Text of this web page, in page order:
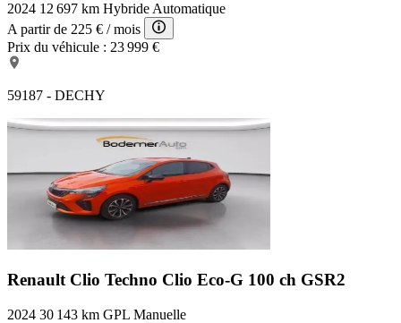
2024 12 697 km Hybride Automatique
A partir de 225 € / mois
Prix du véhicule : 23 999 €
59187 - DECHY
Renault Clio Techno Clio Eco-G 100 ch GSR2
2024 30 143 km GPL Manuelle